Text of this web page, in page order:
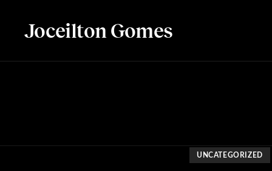
Joceilton Gomes
UNCATEGORIZED